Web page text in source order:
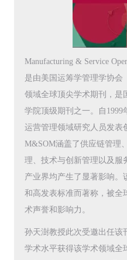
Manufacturing & Service
是由美国运筹学管理学协会
领域全球顶尖学术期刊，是
学院顶级期刊之一。自
运营管理领域研究人员发表
M&SOM涵盖了供应链管理
理、技术与创新管理以及服
产业界均产生了显著影响。
和高发表标准而著称，被全
术声誉和影响力。
孙天澍教授此次受邀出任该
学术水平获得该学术领域全